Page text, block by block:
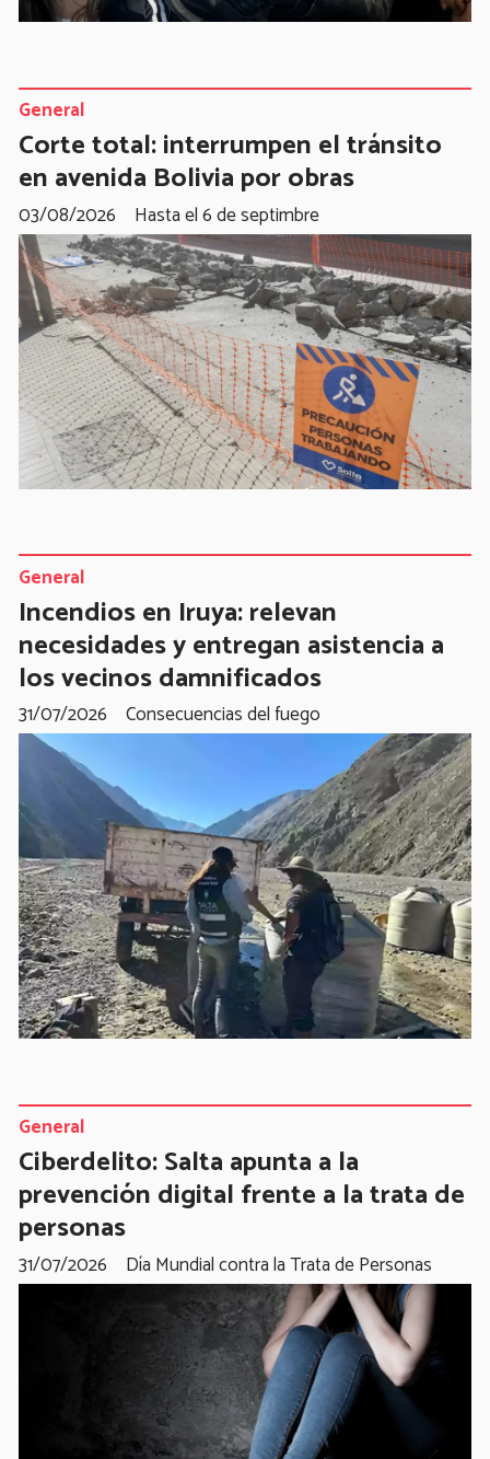
Corte total: interrumpen el tránsito
en avenida Bolivia por obras
Hasta el 6 de septimbre
General
03/08/2026
Incendios en Iruya: relevan
necesidades y entregan asistencia a
los vecinos damnificados
Consecuencias del fuego
General
31/07/2026
Ciberdelito: Salta apunta a la
prevención digital frente a la trata de
personas
Día Mundial contra la Trata de Personas
General
31/07/2026